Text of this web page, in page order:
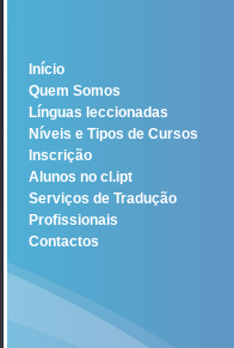
Início
Quem Somos
Línguas leccionadas
Níveis e Tipos de Cursos
Inscrição
Alunos no cl.ipt
Serviços de Tradução
Profissionais
Contactos